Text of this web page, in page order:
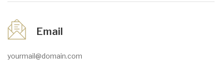
Email
yourmail@domain.com